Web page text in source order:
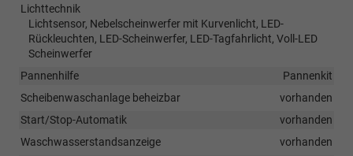
Lichttechnik
Lichtsensor, Nebelscheinwerfer mit Kurvenlicht, LED-
Rückleuchten, LED-Scheinwerfer, LED-Tagfahrlicht, Voll-LED
Scheinwerfer
Pannenhilfe
Pannenkit
Scheibenwaschanlage beheizbar
vorhanden
Start/Stop-Automatik
vorhanden
Waschwasserstandsanzeige
vorhanden